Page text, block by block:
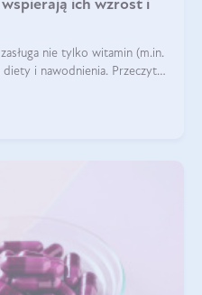
ich wzrost i
nie tylko witamin (m.in.
diety i nawodnienia. Przeczytaj